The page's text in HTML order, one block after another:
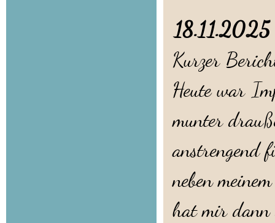
Kurzer
Heute war
munter
anstrengend
neben
hat mir dann